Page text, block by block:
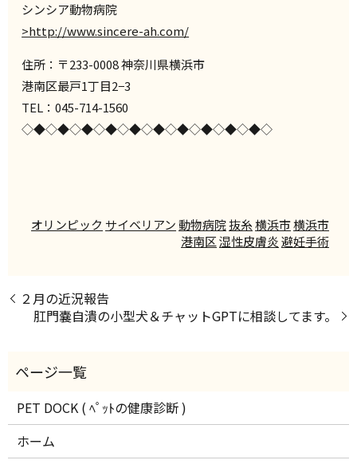
シンシア動物病院
>http://www.sincere-ah.com/
住所：〒233-0008 神奈川県横浜市
港南区最戸1丁目2−3
TEL：045-714-1560
◇◆◇◆◇◆◇◆◇◆◇◆◇◆◇◆◇◆◇◆◇
オリンピック サイベリアン動物病院抜糸横浜市横浜市
港南区湿性皮膚炎避妊手術
２月の近況報告
肛門嚢自潰の小型犬＆チャットGPTに相談してます。
PET DOCK ( ﾍﾟｯﾄの健康診断 )
ホーム